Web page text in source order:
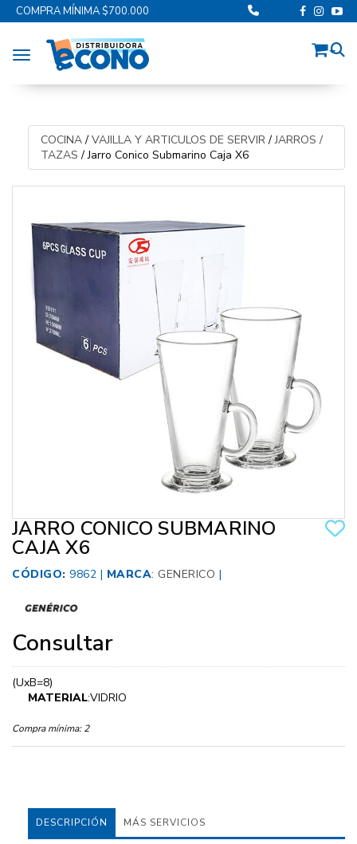
COMPRA MÍNIMA $700.000
Toggle navigation
COCINA/ VAJILLA Y ARTICULOS DE SERVIR/JARROS /
TAZAS / Jarro Conico Submarino Caja X6
JARRO CONICO SUBMARINO
CAJA X6
CÓDIGO: 9862 | MARCA: GENERICO |
Consultar
(UxB=8)
MATERIAL:VIDRIO
Compra mínima: 2
DESCRIPCIÓN MÁS SERVICIOS